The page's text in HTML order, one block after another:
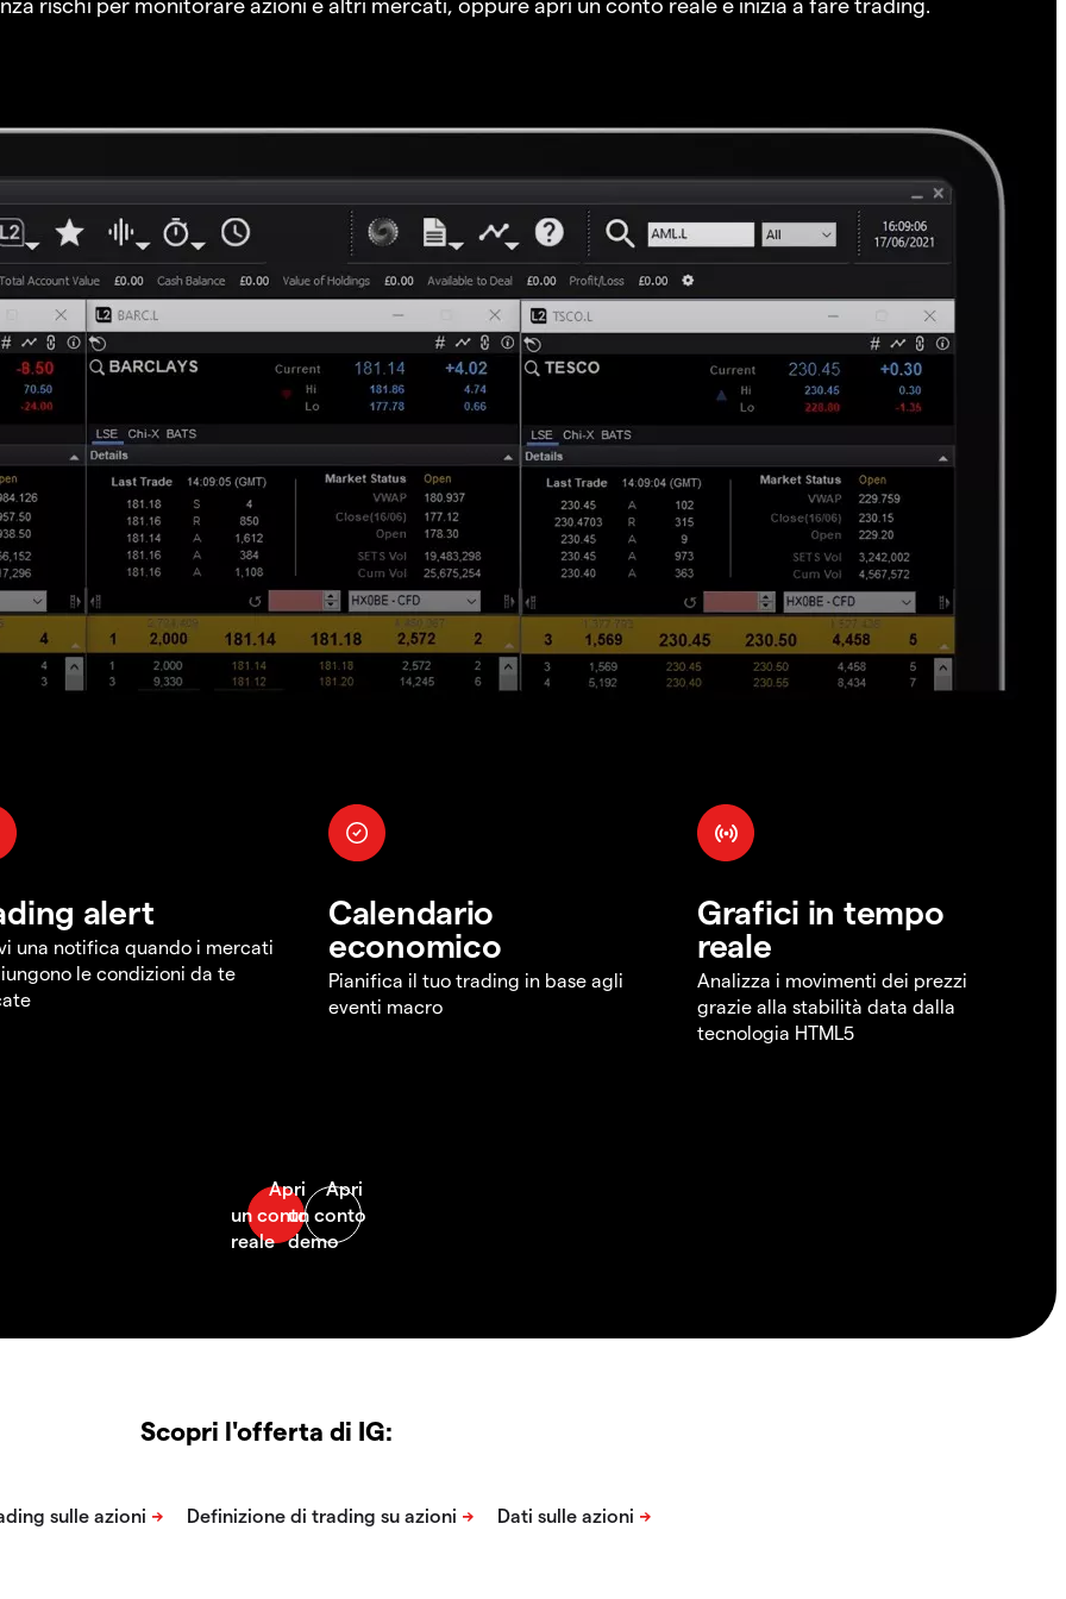
alert
una notifica quando i mercati
le condizioni da te
Calendario
economico
Pianifica il tuo trading in base agli
eventi macro
Grafici in tempo
reale
Analizza i movimenti dei prezzi
grazie alla stabilità data dalla
tecnologia HTML5
Scopri l'offerta di IG: